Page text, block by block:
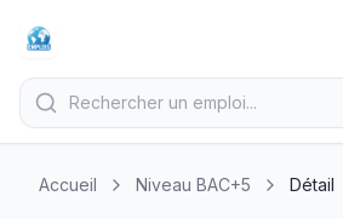
Accueil Niveau BAC+5 Détail